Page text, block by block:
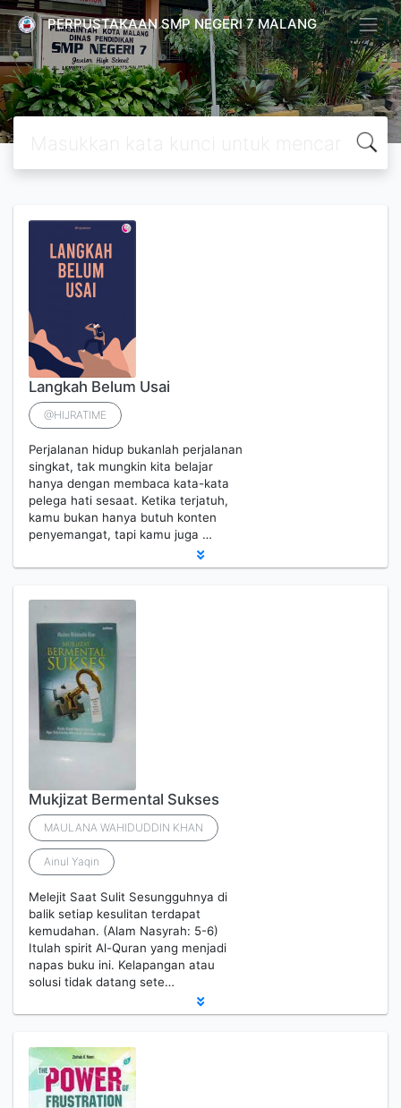
PERPUSTAKAAN SMP NEGERI 7 MALANG
Langkah Belum Usai
@HIJRATIME
Perjalanan hidup bukanlah perjalanan
singkat, tak mungkin kita belajar
hanya dengan membaca kata-kata
pelega hati sesaat. Ketika terjatuh,
kamu bukan hanya butuh konten
penyemangat, tapi kamu juga …
Mukjizat Bermental Sukses
MAULANA WAHIDUDDIN KHAN
Ainul Yaqin
Melejit Saat Sulit Sesungguhnya di
balik setiap kesulitan terdapat
kemudahan. (Alam Nasyrah: 5-6)
Itulah spirit Al-Quran yang menjadi
napas buku ini. Kelapangan atau
solusi tidak datang sete…